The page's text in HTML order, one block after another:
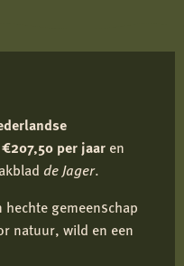
€207,50 per jaar en
de Jager.
gemeenschap
natuur, wild en een